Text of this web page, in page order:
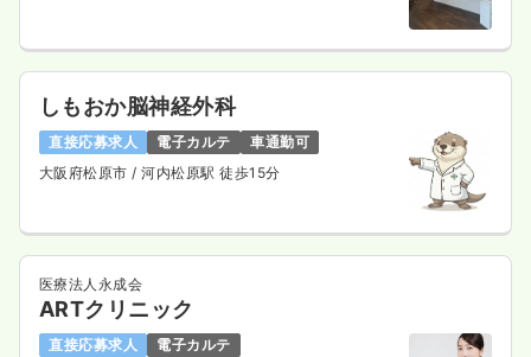
しもおか脳神経外科
直接応募求人 電子カルテ
車通勤可
大阪府松原市/ 河内松原駅 徒歩15分
医療法人永成会
ARTクリニック
直接応募求人 電子カルテ